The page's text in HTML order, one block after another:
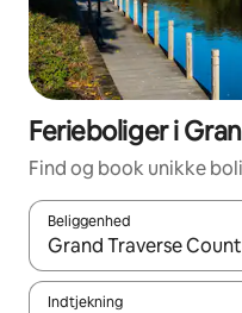
Ferieboliger i
Find og book unikke
Beliggenhed
Når resultaterne er
Indtjekning